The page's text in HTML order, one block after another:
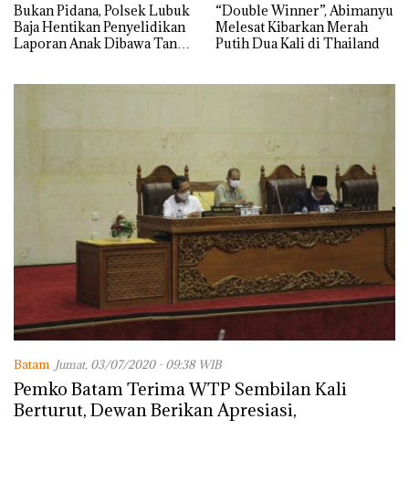
Bukan Pidana, Polsek Lubuk
Baja Hentikan Penyelidikan
Laporan Anak Dibawa Tanpa
“Double Winner”, Abimanyu
Melesat Kibarkan Merah
Putih Dua Kali di Thailand
Batam Jumat, 03/07/2020 - 09:38 WIB
Pemko Batam Terima WTP Sembilan Kali
Berturut, Dewan Berikan Apresiasi,